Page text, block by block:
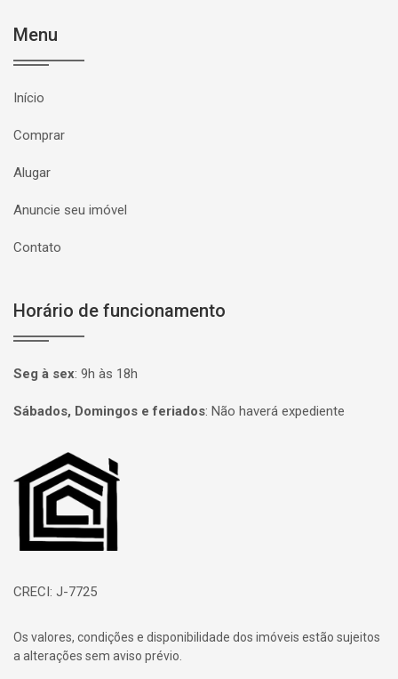
Menu
Início
Comprar
Alugar
Anuncie seu imóvel
Contato
Horário de funcionamento
Seg à sex: 9h às 18h
Sábados, Domingos e feriados: Não haverá expediente
Página inicial
CRECI: J-7725
Os valores, condições e disponibilidade dos imóveis estão sujeitos
a alterações sem aviso prévio.